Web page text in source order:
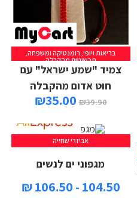
הוספה לסל
בריאות ויופי, רומנטיקה ומשפחה,
תכשיטים מהקבלה
צמיד "שמע ישראל" עם
חוט אדום מהקבלה
₪39.90
₪35.00
אביזרי שחייה
מגפוני ים לנשים
104.50 - 106.50 ₪